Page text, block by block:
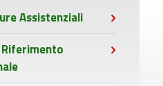
Assistenziali